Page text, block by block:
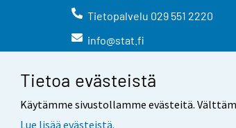
Tietoa evästeistä
Käytämme sivustollamme evästeitä.
Lue lisää evästeistä.
Tietopalvelu 029 551 2220
info@stat.fi